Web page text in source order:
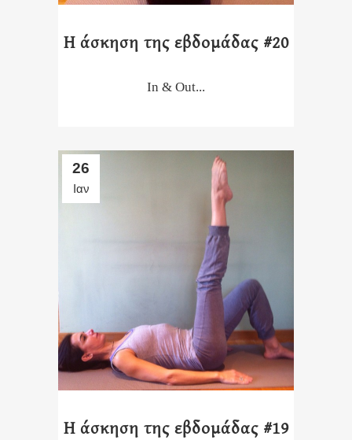
Η άσκηση της εβδομάδας #20
In & Out...
26
Ιαν
Η άσκηση της εβδομάδας #19